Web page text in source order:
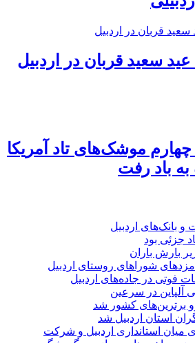
عید سعید قربان در اردبیل
چهارم موشک‌های تاد آمریکا
و بانک‌های اردبیل
جزئی بود
بارش باران
آلپاین در سرعین
برترین‌های کشور شد
استان اردبیل شد
میان استانداری اردبیل و شرکت